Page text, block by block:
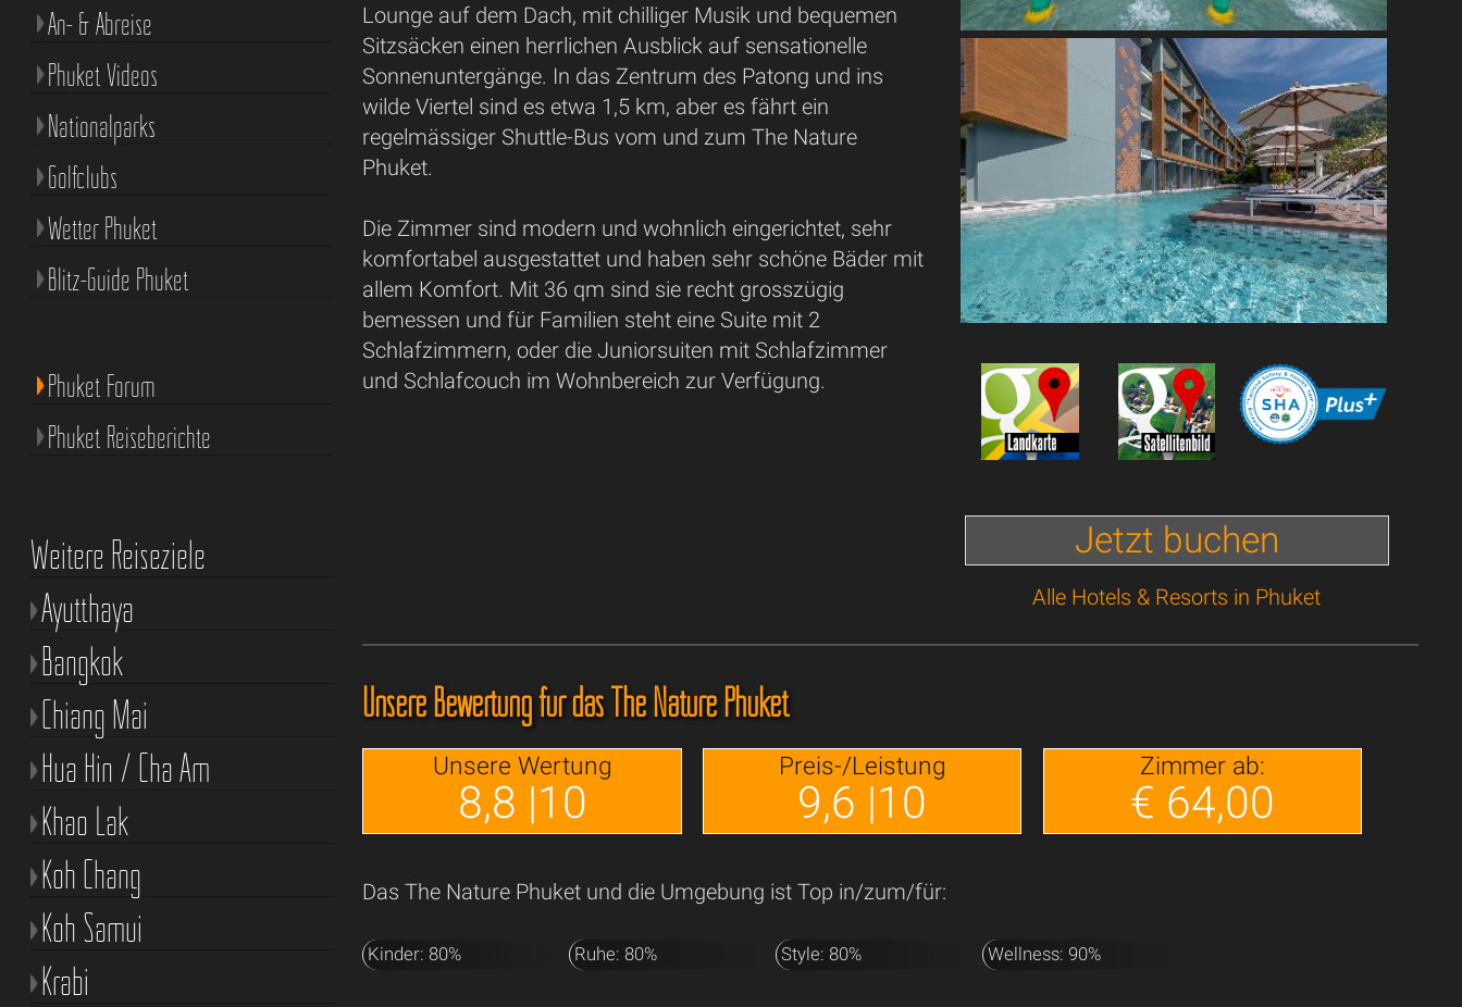
Jetzt buchen
Alle Hotels & Resorts in Phuket
Lounge auf dem Dach, mit chilliger Musik und bequemen
Sitzsäcken einen herrlichen Ausblick auf sensationelle
Sonnenuntergänge. In das Zentrum des Patong und ins
wilde Viertel sind es etwa 1,5 km, aber es fährt ein
regelmässiger Shuttle-Bus vom und zum The Nature
Phuket.
Die Zimmer sind modern und wohnlich eingerichtet, sehr
komfortabel ausgestattet und haben sehr schöne Bäder mit
allem Komfort. Mit 36 qm sind sie recht grosszügig
bemessen und für Familien steht eine Suite mit 2
Schlafzimmern, oder die Juniorsuiten mit Schlafzimmer
und Schlafcouch im Wohnbereich zur Verfügung.
Unsere Bewertung für das The Nature Phuket
Unsere Wertung
8,8 |10
Preis-/Leistung
9,6 |10
Zimmer ab:
€ 64,00
Das The Nature Phuket und die Umgebung ist Top in/zum/für:
Kinder: 80% Ruhe: 80% Style: 80% Wellness: 90%
An- & Abreise
Phuket Videos
Nationalparks
Golfclubs
Wetter Phuket
Blitz-Guide Phuket
Phuket Forum
Phuket Reiseberichte
Weitere Reiseziele
Ayutthaya
Bangkok
Chiang Mai
Hua Hin / Cha Am
Khao Lak
Koh Chang
Koh Samui
Krabi